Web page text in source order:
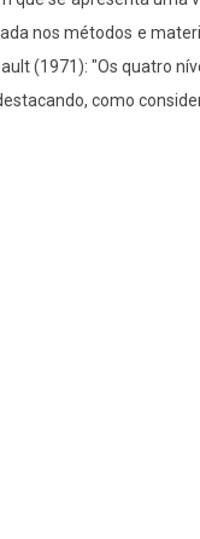
nos métodos e
(1971): "Os quatro
como